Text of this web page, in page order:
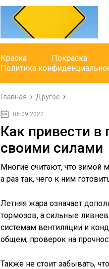
Краска Покраска
Политика
Главная Другое
06.09.2022
Как привести
своими силами
Многие считают, что зимой
а раз так, чего к ним
Летняя жара означает
тормозов, а сильные
системам вентиляции и
общем, проверок на
Также не стоит забывать,